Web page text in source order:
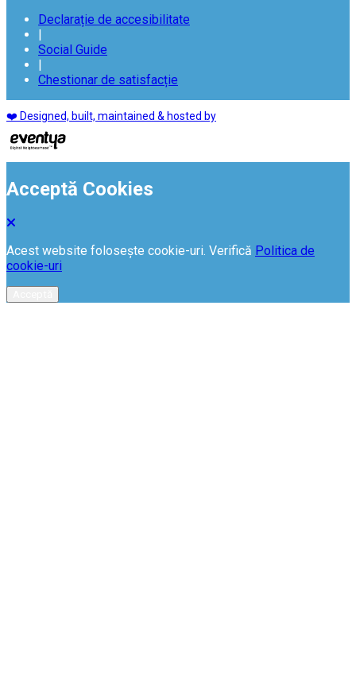
Declarație de accesibilitate
|
Social Guide
|
Chestionar de satisfacție
❤️ Designed, built, maintained & hosted by
Acceptă Cookies
Acest website folosește cookie-uri. Verifică Politica de
cookie-uri